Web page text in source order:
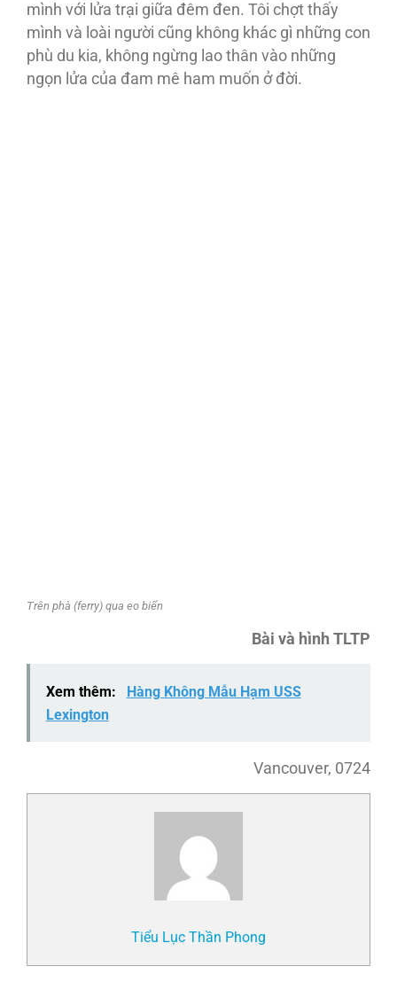
mình với lửa trại giữa đêm đen. Tôi chợt thấy
mình và loài người cũng không khác gì những con
phù du kia, không ngừng lao thân vào những
ngọn lửa của đam mê ham muốn ở đời.
Trên phà (ferry) qua eo biển
Bài và hình TLTP
Xem thêm:
Hàng Không Mẫu Hạm USS
Lexington
Vancouver, 0724
Tiểu Lục Thần Phong